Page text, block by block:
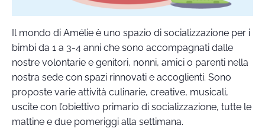
Il mondo di Amélie è uno spazio di socializzazione per i
bimbi da 1 a 3-4 anni che sono accompagnati dalle
nostre volontarie e genitori, nonni, amici o parenti nella
nostra sede con spazi rinnovati e accoglienti. Sono
proposte varie attività culinarie, creative, musicali,
uscite con l’obiettivo primario di socializzazione, tutte le
mattine e due pomeriggi alla settimana.